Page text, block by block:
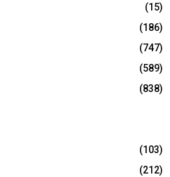
(15)
(186)
(747)
(589)
(838)
(103)
(212)